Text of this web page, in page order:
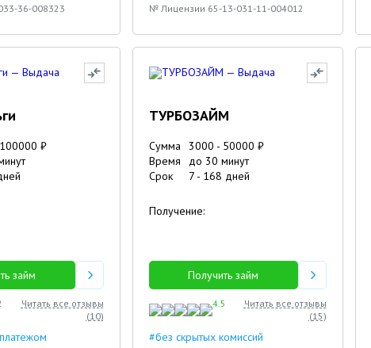
36-008323 № Лицензии 65-13-031-11-004012
100000 ₽
займ
Читать все отзывы
(10)
ТУРБОЗАЙМ
Сумма 3000 - 50000 ₽
Время
до 30 минут
Срок
7- 168 дней
Получение:
Получить займ
4.5
Читать все отзывы
(15)
#без скрытых комиссий